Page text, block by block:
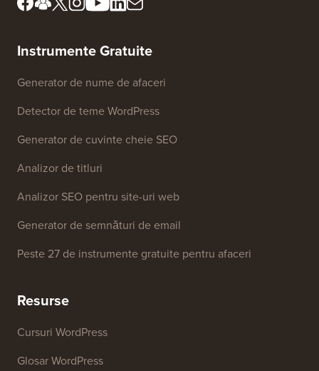
Instrumente Gratuite
Generator de nume de afaceri
Detector de teme WordPress
Generator de cuvinte cheie SEO
Analizor de titluri
Analizor SEO pentru site-uri web
Generator de semnături de email
Peste 27 de instrumente gratuite pentru afaceri
Resurse
Cursuri WordPress
Glosar WordPress